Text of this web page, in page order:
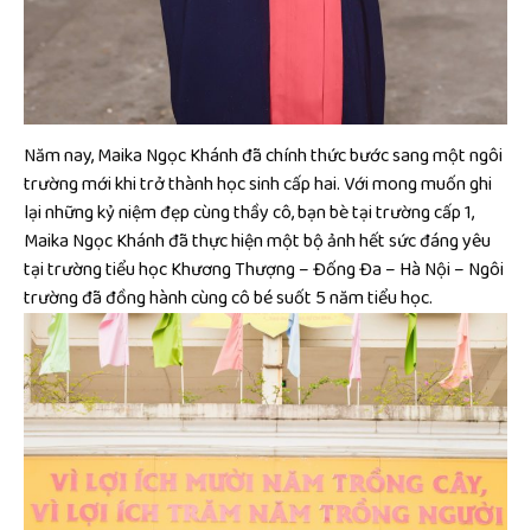
Năm nay, Maika Ngọc Khánh đã chính thức bước sang một ngôi
trường mới khi trở thành học sinh cấp hai. Với mong muốn ghi
lại những kỷ niệm đẹp cùng thầy cô, bạn bè tại trường cấp 1,
Maika Ngọc Khánh đã thực hiện một bộ ảnh hết sức đáng yêu
tại trường tiểu học Khương Thượng – Đống Đa – Hà Nội – Ngôi
trường đã đồng hành cùng cô bé suốt 5 năm tiểu học.